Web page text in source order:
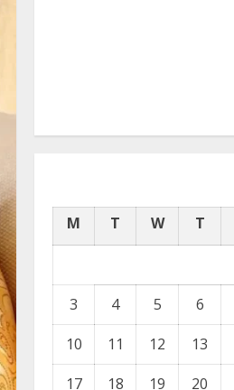
M T W T
3
4 5 6
10
11 12 13
17
18 19 20